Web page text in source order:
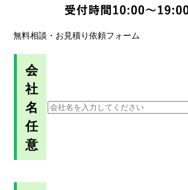
無料相談・お見積り依頼フォーム
会
社
名
任
意